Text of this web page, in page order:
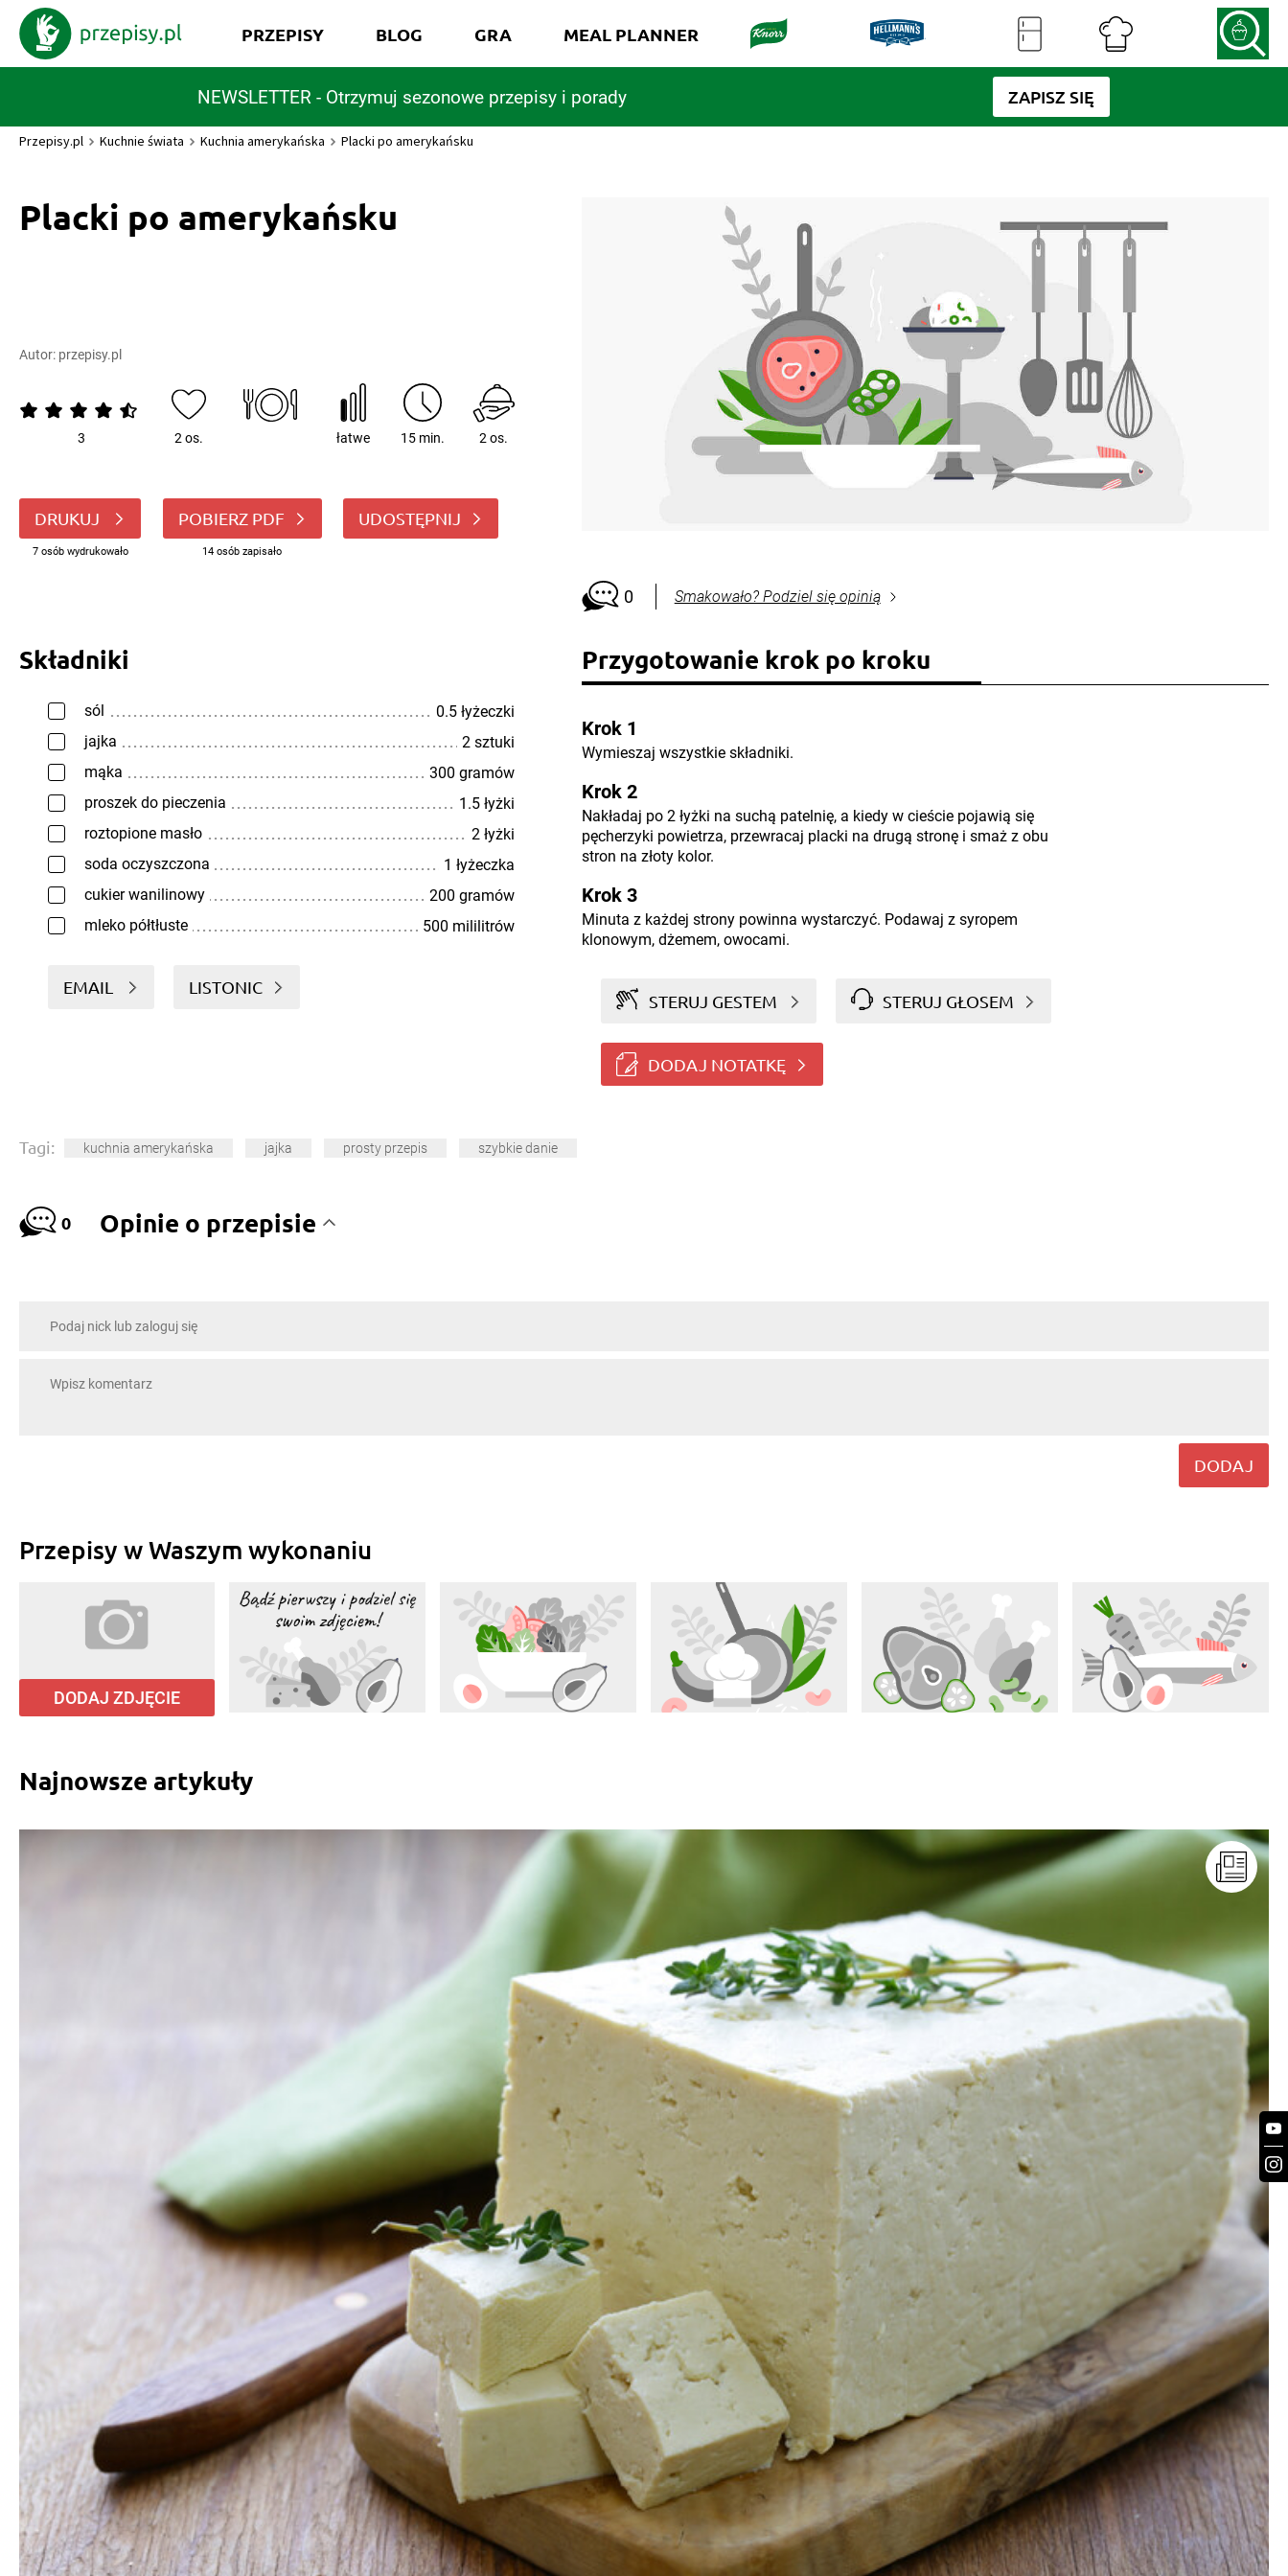
NEWSLETTER - Otrzymuj sezonowe przepisy i porady ZAPISZ SIĘ
PRZEPISY BLOG GRA MEAL PLANNER
Przepisy.pl Kuchnie świata Kuchnia amerykańska Placki po amerykańsku
Placki po amerykańsku
Autor: przepisy.pl
3 2 os. łatwe 15 min. 2 os.
DRUKUJ
7 osób wydrukowało
POBIERZ PDF
14 osób zapisało
UDOSTĘPNIJ
0 Smakowało? Podziel się opinią
Składniki
sól
0.5 łyżeczki
jajka
2 sztuki
mąka
300 gramów
proszek do pieczenia
1.5 łyżki
roztopione masło
2 łyżki
soda oczyszczona
1 łyżeczka
cukier wanilinowy
200 gramów
mleko półtłuste
500 mililitrów
EMAIL LISTONIC
Przygotowanie krok po kroku
Krok 1
Wymieszaj wszystkie składniki.
Krok 2
Nakładaj po 2 łyżki na suchą patelnię, a kiedy w cieście pojawią się
pęcherzyki powietrza, przewracaj placki na drugą stronę i smaż z obu
stron na złoty kolor.
Krok 3
Minuta z każdej strony powinna wystarczyć. Podawaj z syropem
klonowym, dżemem, owocami.
STERUJ GESTEM STERUJ GŁOSEM
DODAJ NOTATKĘ
Tagi: kuchnia amerykańska jajka prosty przepis szybkie danie
0 Opinie o przepisie
DODAJ
Przepisy w Waszym wykonaniu
DODAJ ZDJĘCIE
Najnowsze artykuły